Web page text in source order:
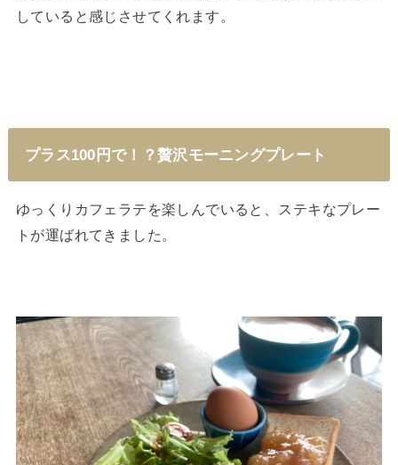
していると感じさせてくれます。
プラス100円で！？贅沢モーニングプレート
ゆっくりカフェラテを楽しんでいると、ステキなプレー
トが運ばれてきました。